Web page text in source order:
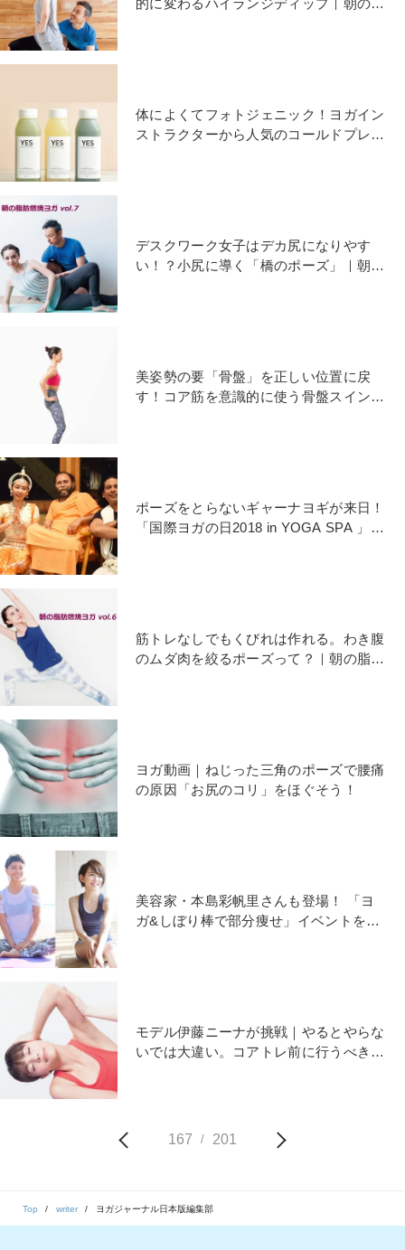
的に変わるハイランジディップ｜朝の脂
体によくてフォトジェニック！ヨガイン
ストラクターから人気のコールドプレス
デスクワーク女子はデカ尻になりやす
い！？小尻に導く「橋のポーズ」｜朝の
美姿勢の要「骨盤」を正しい位置に戻
す！コア筋を意識的に使う骨盤スイング
ポーズをとらないギャーナヨギが来日！
「国際ヨガの日2018 in YOGA SPA 」レ
筋トレなしでもくびれは作れる。わき腹
のムダ肉を絞るポーズって？｜朝の脂肪
ヨガ動画｜ねじった三角のポーズで腰痛
の原因「お尻のコリ」をほぐそう！
美容家・本島彩帆里さんも登場！ 「ヨ
ガ&しぼり棒で部分痩せ」イベントを7/7
モデル伊藤ニーナが挑戦｜やるとやらな
いでは大違い。コアトレ前に行うべき、
167 / 201
Top writer ヨガジャーナル日本版編集部